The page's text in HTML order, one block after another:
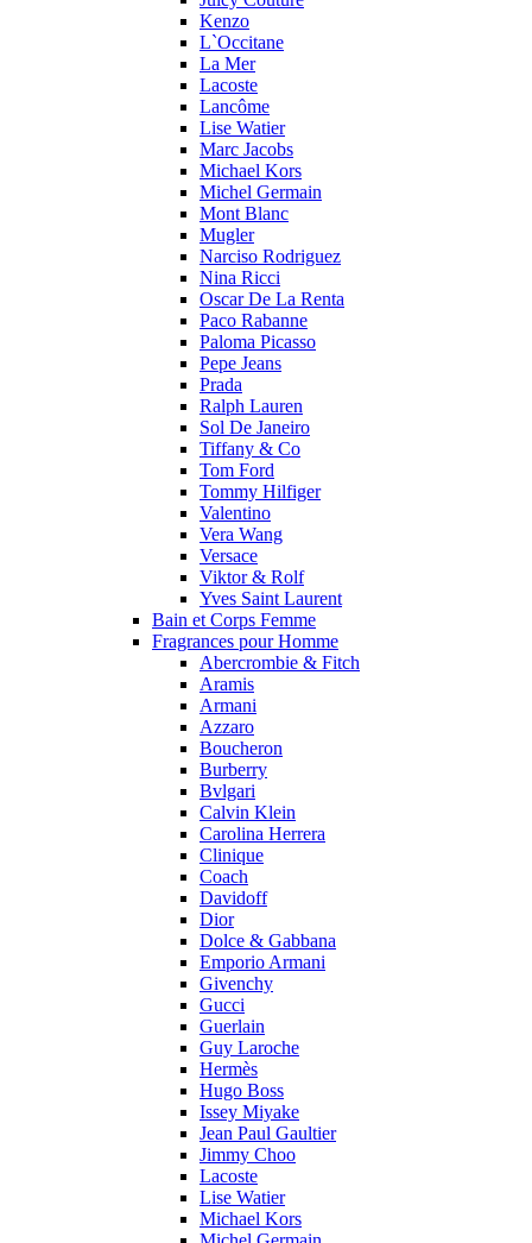
Kenzo
L`Occitane
La Mer
Lacoste
Lancôme
Lise Watier
Marc Jacobs
Michael Kors
Michel Germain
Mont Blanc
Mugler
Narciso Rodriguez
Nina Ricci
Oscar De La Renta
Paco Rabanne
Paloma Picasso
Pepe Jeans
Prada
Ralph Lauren
Sol De Janeiro
Tiffany & Co
Tom Ford
Tommy Hilfiger
Valentino
Vera Wang
Versace
Viktor & Rolf
Yves Saint Laurent
Bain et Corps Femme
Fragrances pour Homme
Abercrombie & Fitch
Aramis
Armani
Azzaro
Boucheron
Burberry
Bvlgari
Calvin Klein
Carolina Herrera
Clinique
Coach
Davidoff
Dior
Dolce & Gabbana
Emporio Armani
Givenchy
Gucci
Guerlain
Guy Laroche
Hermès
Hugo Boss
Issey Miyake
Jean Paul Gaultier
Jimmy Choo
Lacoste
Lise Watier
Michael Kors